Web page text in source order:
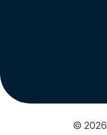
© 2026